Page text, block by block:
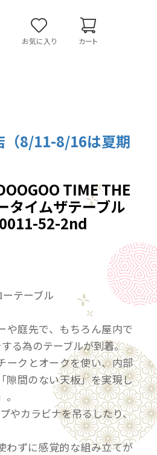
お気に入り カート
（8/11-8/16は夏期
TIME THE
タイムザテーブル
52-2nd
テーブル
や庭先で、もちろん屋内で
る為のテーブルが到着。
ークとオークを使い、内部
隙間のない天板」を実現し
やカラビナを吊るしたり、
わずに感覚的な組み立てが